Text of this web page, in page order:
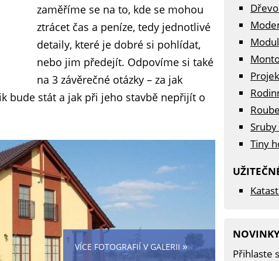
zaměříme se na to, kde se mohou
ztrácet čas a peníze, tedy jednotlivé
detaily, které je dobré si pohlídat,
nebo jim předejít. Odpovíme si také
na 3 závěrečné otázky – za jak
bude stát a jak při jeho stavbě nepřijít o
VÍCE FOTOGRAFIÍ V GALERII »
Sruby
Tiny
Přihlaste